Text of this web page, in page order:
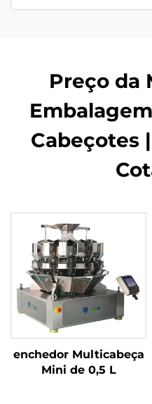
Preço da
Cabeçotes
enchedor Multicabeça
Mini de 0,5 L